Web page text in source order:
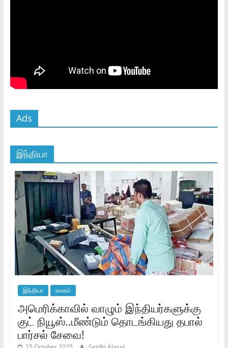
Ads
இந்தியா
இந்தியா உலகம்
அமெரிக்காவில் வாழும் இந்தியர்களுக்கு
குட் நியூஸ்..மீண்டும் தொடங்கியது தபால்
பார்சல் சேவை!